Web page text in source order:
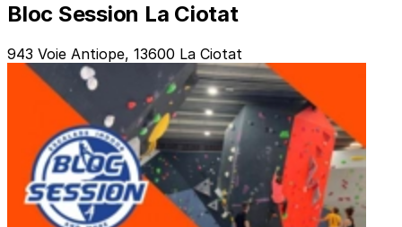
Bloc Session La Ciotat
943 Voie Antiope, 13600 La Ciotat